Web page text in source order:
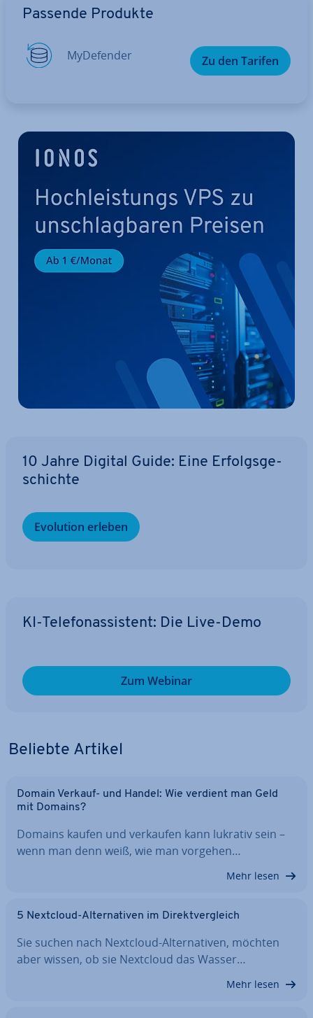
Passende Produkte
My­De­fen­der Zu den Tarifen
10 Jahre Digital Guide: Eine Er­folgs­ge­
schich­te
Evolution erleben
KI-Te­le­fon­as­sis­tent: Die Live-Demo
Zum Webinar
Beliebte Artikel
Domain Verkauf- und Handel: Wie verdient man Geld
mit Domains?
Domains kaufen und verkaufen kann lukrativ sein –
wenn man denn weiß, wie man vorgehen…
Mehr lesen
5 Nextcloud-Al­ter­na­ti­ven im Di­rekt­ver­gleich
Sie suchen nach Nextcloud-Al­ter­na­ti­ven, möchten
aber wissen, ob sie Nextcloud das Wasser…
Mehr lesen